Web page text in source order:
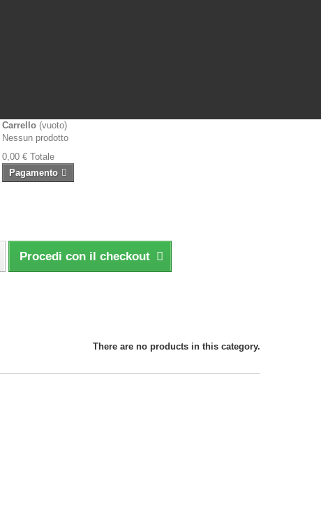
Carrello (vuoto)
Nessun prodotto
0,00 € Totale
Pagamento
Procedi con il checkout
There are no products in this category.